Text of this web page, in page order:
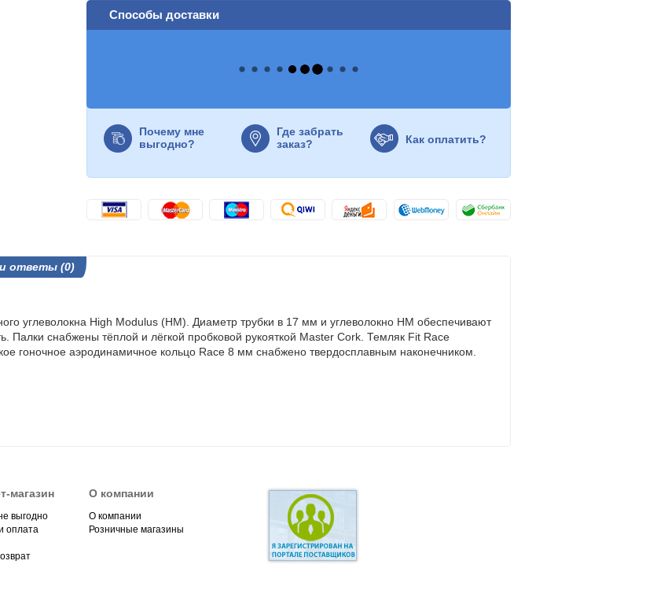
Способы доставки
Почему мне
выгодно?
Где забрать
заказ?
Как оплатить?
ответы (0)
углеволокна High Modulus (HM). Диаметр трубки в 17 мм и углеволокно HM обеспечивают
Палки снабжены тёплой и лёгкой пробковой рукояткой Master Cork. Темляк Fit Race
гоночное аэродинамичное кольцо Race 8 мм снабжено твердосплавным наконечником.
магазин
выгодно
оплата
О компании
О компании
Розничные магазины